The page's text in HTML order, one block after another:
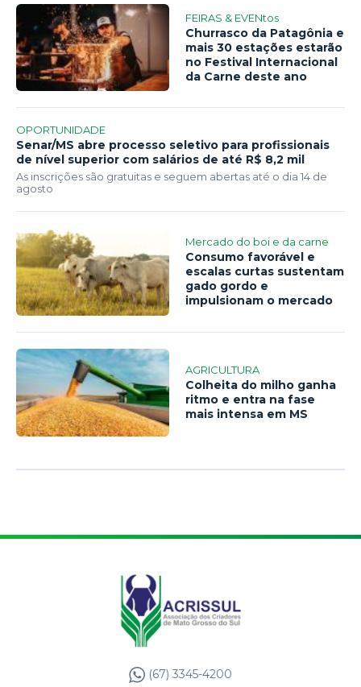
FEIRAS & EVENtos
Churrasco da Patagônia e
mais 30 estações estarão
no Festival Internacional
da Carne deste ano
OPORTUNIDADE
Senar/MS abre processo seletivo para profissionais
de nível superior com salários de até R$ 8,2 mil
As inscrições são gratuitas e seguem abertas até o dia 14 de
agosto
Mercado do boi e da carne
Consumo favorável e
escalas curtas sustentam
gado gordo e
impulsionam o mercado
AGRICULTURA
Colheita do milho ganha
ritmo e entra na fase
mais intensa em MS
(67) 3345-4200